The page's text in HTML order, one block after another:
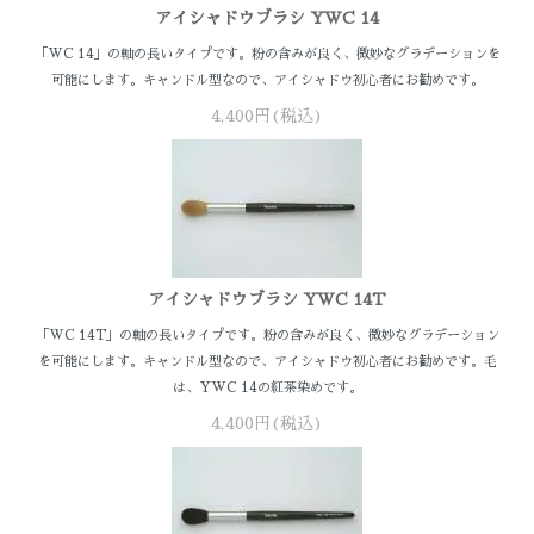
アイシャドウブラシ YWC 14
「WC 14」の軸の長いタイプです。粉の含みが良く、微妙なグラデーションを
可能にします。キャンドル型なので、アイシャドウ初心者にお勧めです。
4,400円(税込)
アイシャドウブラシ YWC 14T
「WC 14T」の軸の長いタイプです。粉の含みが良く、微妙なグラデーション
を可能にします。キャンドル型なので、アイシャドウ初心者にお勧めです。毛
は、YWC 14の紅茶染めです。
4,400円(税込)